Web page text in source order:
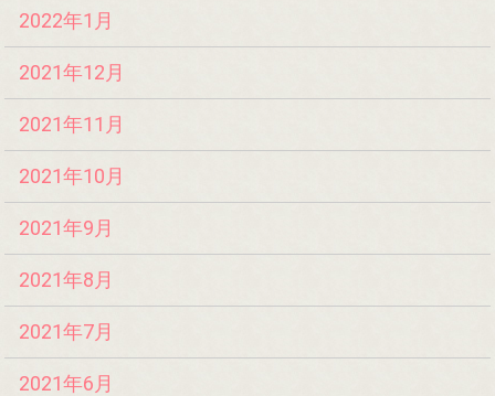
2022年1月
2021年12月
2021年11月
2021年10月
2021年9月
2021年8月
2021年7月
2021年6月